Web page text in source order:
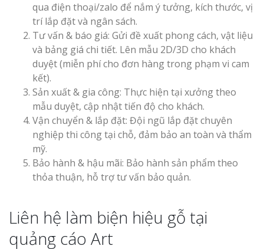
qua điện thoại/zalo để nắm ý tưởng, kích thước, vị
trí lắp đặt và ngân sách.
Tư vấn & báo giá: Gửi đề xuất phong cách, vật liệu
và bảng giá chi tiết. Lên mẫu 2D/3D cho khách
duyệt (miễn phí cho đơn hàng trong phạm vi cam
kết).
Sản xuất & gia công: Thực hiện tại xưởng theo
mẫu duyệt, cập nhật tiến độ cho khách.
Vận chuyển & lắp đặt: Đội ngũ lắp đặt chuyên
nghiệp thi công tại chỗ, đảm bảo an toàn và thẩm
mỹ.
Bảo hành & hậu mãi: Bảo hành sản phẩm theo
thỏa thuận, hỗ trợ tư vấn bảo quản.
Liên hệ làm biện hiệu gỗ tại
quảng cáo Art